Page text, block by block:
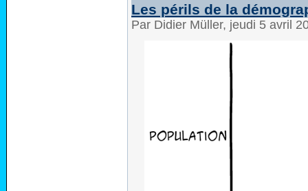
Les périls de la
Par Didier Müller, jeudi 5 avril